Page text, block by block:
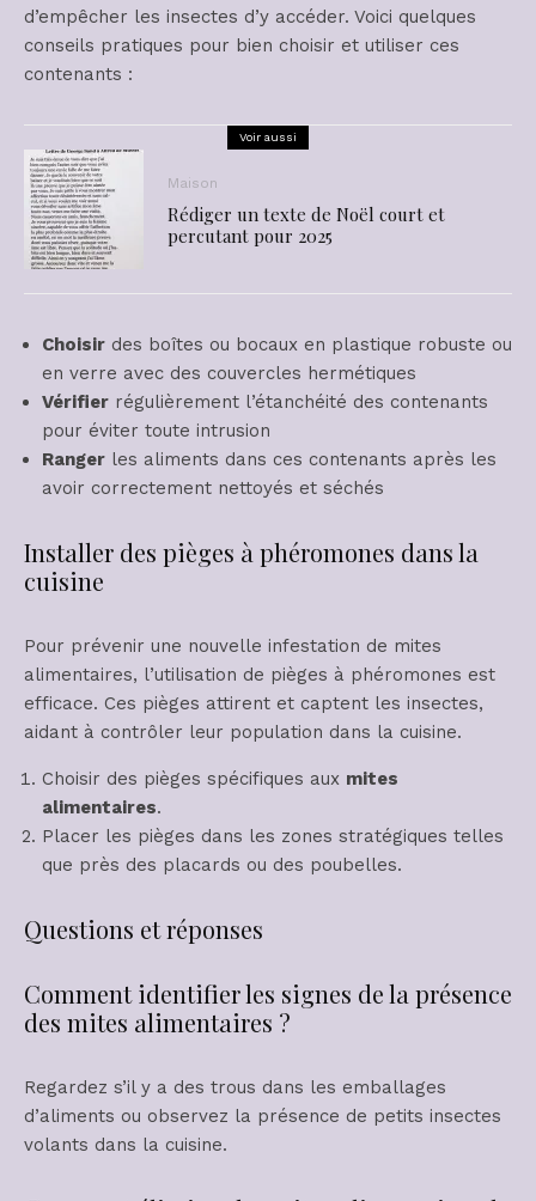
d’empêcher les insectes d’y accéder. Voici quelques
conseils pratiques pour bien choisir et utiliser ces
contenants :
Voir aussi
Maison
Rédiger un texte de Noël court et
percutant pour 2025
Choisir des boîtes ou bocaux en plastique robuste ou
en verre avec des couvercles hermétiques
Vérifier régulièrement l’étanchéité des contenants
pour éviter toute intrusion
Ranger les aliments dans ces contenants après les
avoir correctement nettoyés et séchés
Installer des pièges à phéromones dans la
cuisine
Pour prévenir une nouvelle infestation de mites
alimentaires, l’utilisation de pièges à phéromones est
efficace. Ces pièges attirent et captent les insectes,
aidant à contrôler leur population dans la cuisine.
Choisir des pièges spécifiques aux mites
alimentaires.
Placer les pièges dans les zones stratégiques telles
que près des placards ou des poubelles.
Questions et réponses
Comment identifier les signes de la présence
des mites alimentaires ?
Regardez s’il y a des trous dans les emballages
d’aliments ou observez la présence de petits insectes
volants dans la cuisine.